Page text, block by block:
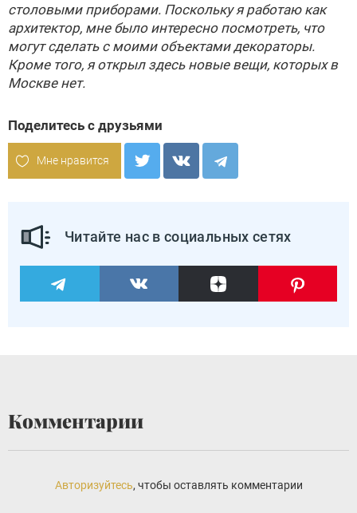
столовыми приборами. Поскольку я работаю как
архитектор, мне было интересно посмотреть, что
могут сделать с моими объектами декораторы.
Кроме того, я открыл здесь новые вещи, которых в
Москве нет.
Поделитесь с друзьями
Мне нравится
Читайте нас в социальных сетях
Комментарии
Авторизуйтесь, чтобы оставлять комментарии